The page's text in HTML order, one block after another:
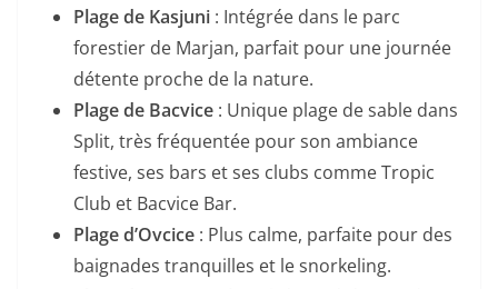
Plage de Kasjuni : Intégrée dans le parc
forestier de Marjan, parfait pour une journée
détente proche de la nature.
Plage de Bacvice : Unique plage de sable dans
Split, très fréquentée pour son ambiance
festive, ses bars et ses clubs comme Tropic
Club et Bacvice Bar.
Plage d’Ovcice : Plus calme, parfaite pour des
baignades tranquilles et le snorkeling.